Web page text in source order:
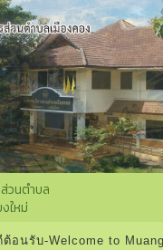
วนตำบล
ใหม่
นรับ-Welcome to